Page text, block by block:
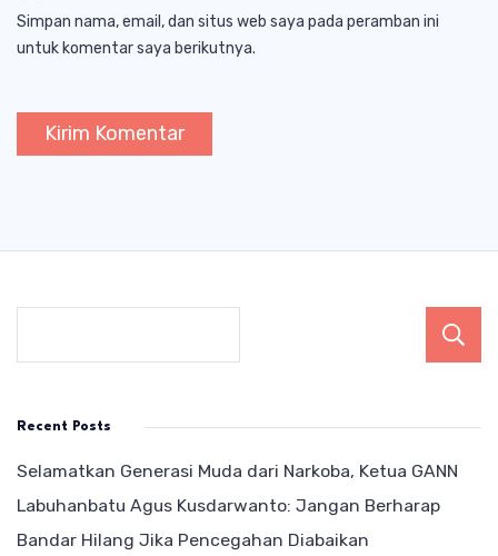
Simpan nama, email, dan situs web saya pada peramban ini
untuk komentar saya berikutnya.
Recent Posts
Selamatkan Generasi Muda dari Narkoba, Ketua GANN
Labuhanbatu Agus Kusdarwanto: Jangan Berharap
Bandar Hilang Jika Pencegahan Diabaikan